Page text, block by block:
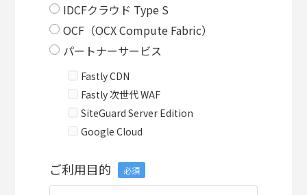
IDCFクラウド Type S
OCF（OCX Compute Fabric）
パートナーサービス
Fastly CDN
Fastly 次世代 WAF
SiteGuard Server Edition
Google Cloud
ご利用目的 必須